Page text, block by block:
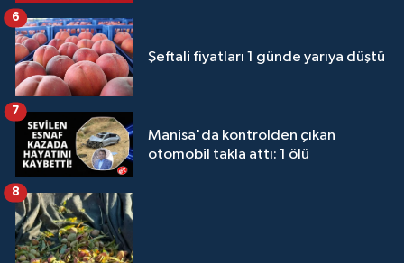
Şeftali fiyatları 1 günde yarıya düştü
6
Manisa'da kontrolden çıkan
otomobil takla attı: 1 ölü
7
8